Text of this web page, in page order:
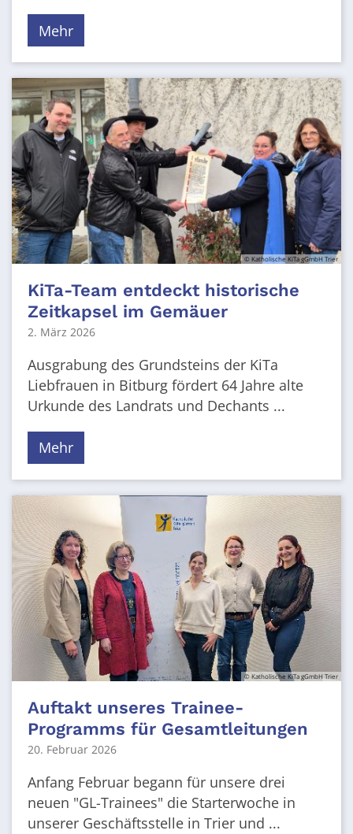
Mehr
© Katholische KiTa gGmbH Trier
KiTa-Team entdeckt historische
Zeitkapsel im Gemäuer
2. März 2026
Ausgrabung des Grundsteins der KiTa
Liebfrauen in Bitburg fördert 64 Jahre alte
Urkunde des Landrats und Dechants ...
Mehr
© Katholische KiTa gGmbH Trier
Auftakt unseres Trainee-
Programms für Gesamtleitungen
20. Februar 2026
Anfang Februar begann für unsere drei
neuen "GL-Trainees" die Starterwoche in
unserer Geschäftsstelle in Trier und ...